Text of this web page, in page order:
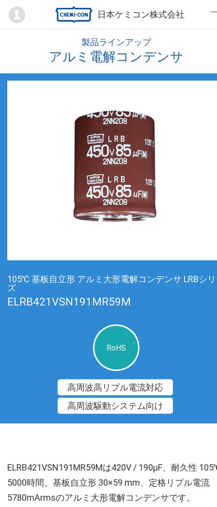
日本ケミコン株式会社
Mypage
製品ラインアップ
アルミ電解コンデンサ
105℃ 基板自立形 アルミ大形電解コンデンサ LRBシ
ズ
ELRB421VSN191MR59M
RoHS
高周波高リプル電流対応
高周波駆動システム向け
ELRB421VSN191MR59Mは420V / 190µF、耐久性
5000時間、基板自立形 30×59 mm、定格リプル電流
5780mArmsのアルミ大形電解コンデンサです。